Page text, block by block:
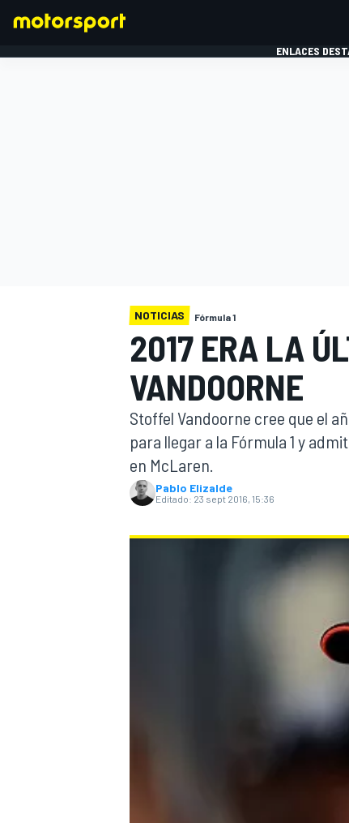
FÓRMULA E
ENLACES
NOTICIAS Fórmula 1
2017 ERA LA
VANDOORNE
Stoffel Vandoorne cree que el
para llegar a la Fórmula 1 y
en McLaren.
Pablo Elizalde
Editado: 23 sept 2016, 15:36